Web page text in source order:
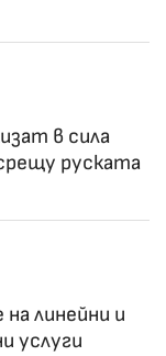
в сила
руската
линейни и
услуги